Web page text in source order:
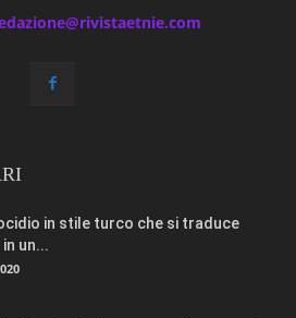
in stile turco che si traduce
un...